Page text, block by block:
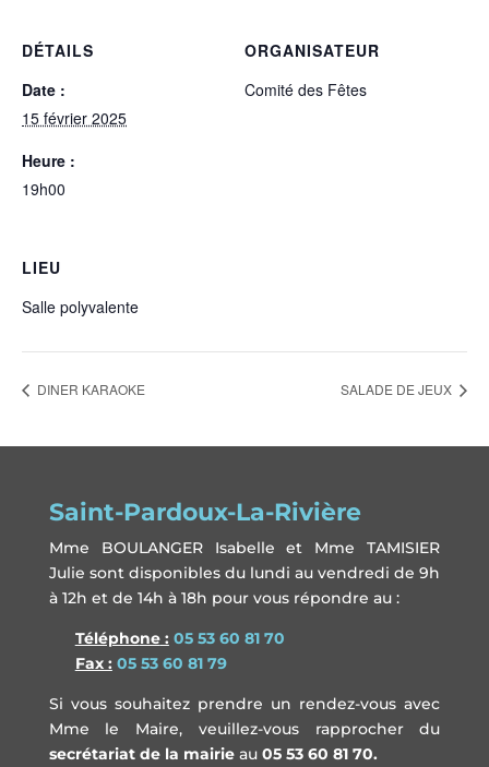
DÉTAILS
Date :
15 février 2025
Heure :
19h00
ORGANISATEUR
Comité des Fêtes
LIEU
Salle polyvalente
DINER KARAOKE SALADE DE JEUX
Saint-Pardoux-La-Rivière
Mme BOULANGER Isabelle et Mme TAMISIER
Julie sont disponibles du lundi au vendredi de 9h
à 12h et de 14h à 18h pour vous répondre au :
Téléphone: 05 53 60 81 70
Fax : 05 53 60 81 79
Si vous souhaitez prendre un rendez-vous avec
Mme le Maire, veuillez-vous rapprocher du
secrétariat de la mairie au 05 53 60 81 70.